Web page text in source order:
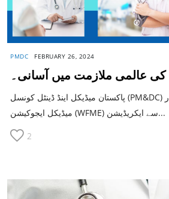
PMDC FEBRUARY 26, 2024
کی عالمی ملازمت میں آسانی۔
پاکستان میڈیکل اینڈ ڈینٹل کونسل (PM&DC) نے ورلڈ فیڈریشن فار
میڈیکل ایجوکیشن (WFME) سے ایکریڈیشن...
2